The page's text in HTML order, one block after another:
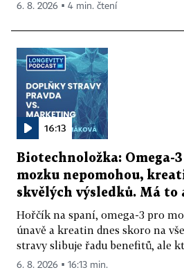
6. 8. 2026 ▪ 4 min. čtení
16:13
Biotechnoložka: Omega-
mozku nepomohou,
skvělých výsledků. Má to
Hořčík na spaní, omega-3 pro
únavě a kreatin dnes skoro na
stravy slibuje řadu benefitů, ale
6. 8. 2026 ▪ 16:13 min.